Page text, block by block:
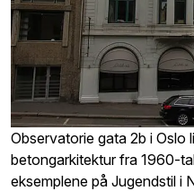
Observatorie gata 2b i Oslo
betongarkitektur fra 1960-
eksemplene på Jugendstil i